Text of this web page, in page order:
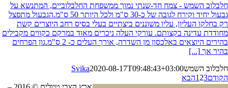
חלבלוב השמש - צמח חד-שנתי נמוך ממשפחת החלבלוביים, המתנשא על
גבעול יחיד וקירח לגובה של כ-30 ס"מ ולכל היותר 50 ס"מ.הגבעול מתפצל
רק בחלקו העליון, עליו משוננים ביצתיים בעלי בסיס רחב היוצרים קשת
מחודדת עדינה בקצותם. עורקי העלה ניכרים מאוד במרקם כקווים מקבילים
בהירים היוצאים באלכסון מן השדרה, אורך העלים כ- 2 ס"מ.גון הפרחים
בהיר אך [...]
חלבלוב השמש
Svika2020-08-17T09:48:43+03:00
הקודם
1 23 הבא